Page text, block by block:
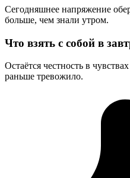
Сегодняшнее напряжение
больше, чем знали утром.
Что взять с собой в
Остаётся честность в
раньше тревожило.